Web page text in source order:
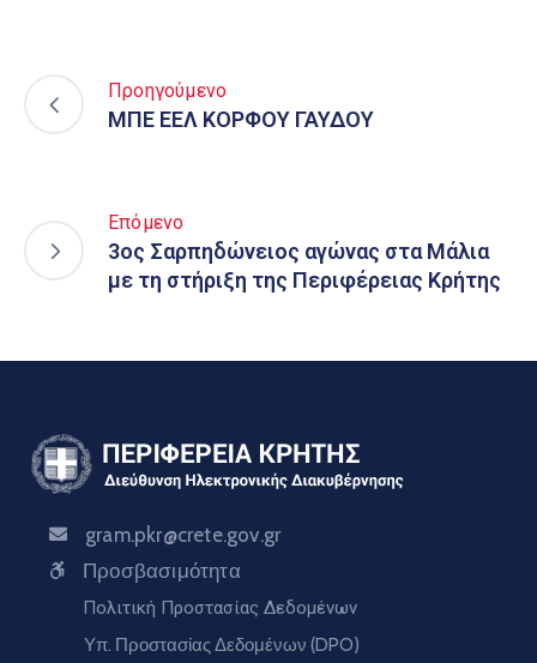
Προηγούμενο
ΜΠΕ ΕΕΛ ΚΟΡΦΟΥ ΓΑΥΔΟΥ
Επόμενο
3ος Σαρπηδώνειος αγώνας στα Μάλια
με τη στήριξη της Περιφέρειας Κρήτης
gram.pkr@crete.gov.gr
Προσβασιμότητα
Πολιτική Προστασίας Δεδομένων
Υπ. Προστασίας Δεδομένων (DPO)